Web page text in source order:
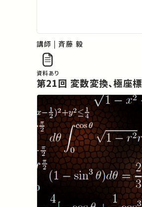
講師 | 斉藤 毅
資料あり
第21回 変数変換、極座標